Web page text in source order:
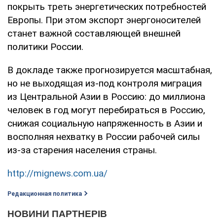
покрыть треть энергетических потребностей
Европы. При этом экспорт энергоносителей
станет важной составляющей внешней
политики России.
В докладе также прогнозируется масштабная,
но не выходящая из-под контроля миграция
из Центральной Азии в Россию: до миллиона
человек в год могут перебираться в Россию,
снижая социальную напряженность в Азии и
восполняя нехватку в России рабочей силы
из-за старения населения страны.
http://mignews.com.ua/
Редакционная политика